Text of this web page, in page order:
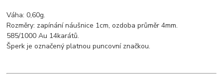
Váha: 0,60g.
Rozměry: zapínání náušnice 1cm, ozdoba průměr 4mm.
585/1000 Au 14karátů.
Šperk je označený platnou puncovní značkou.